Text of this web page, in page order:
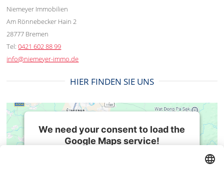
Niemeyer Immobilien
Am Rönnebecker Hain 2
28777 Bremen
Tel:0421 602 88 99
info@niemeyer-immo.de
HIER FINDEN SIE UNS
We need your consent to load the
Google Maps service!